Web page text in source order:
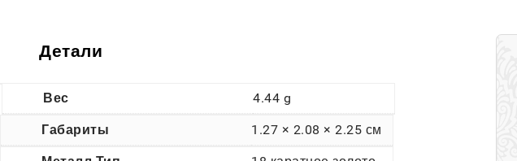
Детали
Вес 4.44 g
Габариты 1.27 × 2.08 × 2.25 см